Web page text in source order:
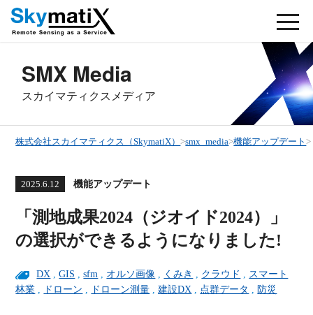
SMX Media
スカイマティクスメディア
株式会社スカイマティクス（SkymatiX）>smx_media>機能アップデート>
2025.6.12 機能アップデート
「測地成果2024（ジオイド2024）」
の選択ができるようになりました!
DX ,GIS ,sfm , オルソ画像 , くみき , クラウド , スマート
林業 , ドローン , ドローン測量 ,建設DX , 点群データ , 防災